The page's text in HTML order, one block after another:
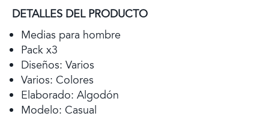
DETALLES DEL PRODUCTO
Medias para hombre
Pack x3
Diseños: Varios
Varios: Colores
Elaborado: Algodón
Modelo: Casual